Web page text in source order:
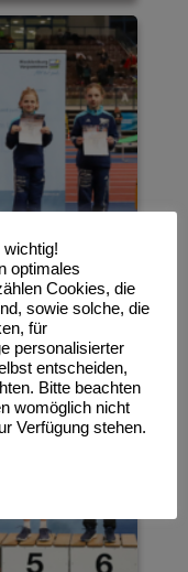
wichtig!
optimales
Cookies, die
sowie solche, die
für
personalisierter
entscheiden,
Bitte beachten
womöglich nicht
Verfügung stehen.